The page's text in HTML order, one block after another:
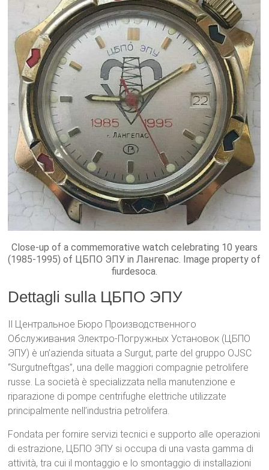
Close-up of a commemorative watch celebrating 10 years
(1985-1995) of ЦБПО ЭПУ in Лангепас. Image property of
fiurdesoca.
Dettagli sulla ЦБПО ЭПУ
Il Центральное Бюро Производственного
Обслуживания Электро-Погружных Установок (ЦБПО
ЭПУ) è un’azienda situata a Surgut, parte del gruppo OJSC
“Surgutneftgas”, una delle maggiori compagnie petrolifere
russe. La società è specializzata nella manutenzione e
riparazione di pompe centrifughe elettriche utilizzate
principalmente nell’industria petrolifera.
Fondata per fornire servizi tecnici e supporto alle operazioni
di estrazione, ЦБПО ЭПУ si occupa di una vasta gamma di
attività, tra cui il montaggio e lo smontaggio di installazioni